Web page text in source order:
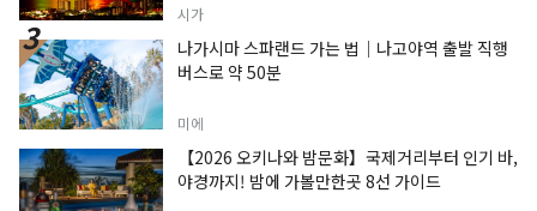
시가
나가시마 스파랜드 가는 법｜나고야역 출발 직행
버스로 약 50분
미에
【2026 오키나와 밤문화】국제거리부터 인기 바,
야경까지! 밤에 가볼만한곳 8선 가이드